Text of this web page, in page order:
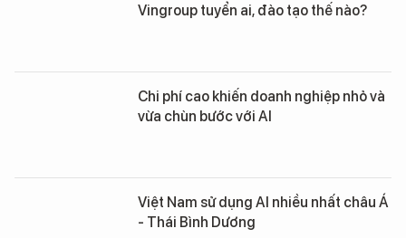
Vingroup tuyển ai, đào tạo thế nào?
Chi phí cao khiến doanh nghiệp nhỏ và
vừa chùn bước với AI
Việt Nam sử dụng AI nhiều nhất châu Á
- Thái Bình Dương